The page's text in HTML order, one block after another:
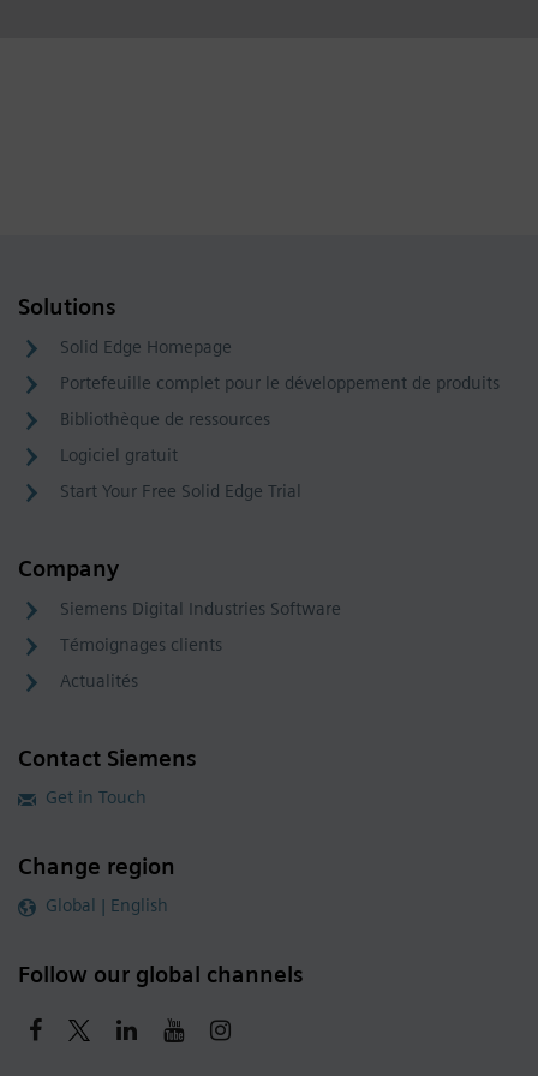
Solutions
Solid Edge Homepage
Portefeuille complet pour le développement de produits
Bibliothèque de ressources
Logiciel gratuit
Start Your Free Solid Edge Trial
Company
Siemens Digital Industries Software
Témoignages clients
Actualités
Contact Siemens
Get in Touch
Change region
Global | English
Follow our global channels